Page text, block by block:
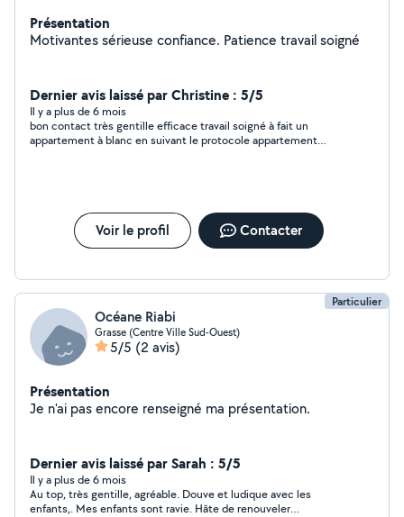
Présentation
Motivantes sérieuse confiance. Patience travail soigné
Dernier avis laissé par Christine : 5/5
Il y a plus de 6 mois
bon contact très gentille efficace travail soigné à fait un
appartement à blanc en suivant le protocole appartement
Voir le profil Contacter
Particulier
Océane Riabi
Grasse (Centre Ville Sud-Ouest)
5/5 (2 avis)
Présentation
Je n'ai pas encore renseigné ma présentation.
Dernier avis laissé par Sarah : 5/5
Il y a plus de 6 mois
Au top, très gentille, agréable. Douve et ludique avec les
enfants,. Mes enfants sont ravie. Hâte de renouveler